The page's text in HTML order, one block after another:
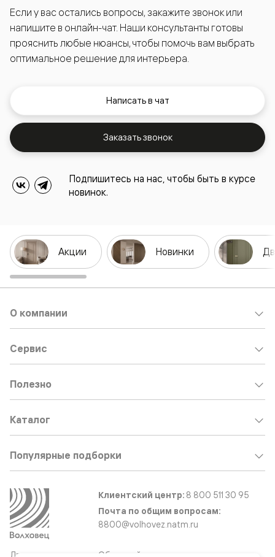
Если у вас остались вопросы, закажите звонок или
напишите в онлайн-чат. Наши консультанты готовы
прояснить любые нюансы, чтобы помочь вам выбрать
оптимальное решение для интерьера.
Написать в чат
Заказать звонок
Подпишитесь на нас, чтобы быть в курсе
новинок.
Акции Новинки
Двери
О компании
Сервис
Полезно
Каталог
Популярные подборки
Клиентский центр: 8 800 511 30 95
Почта по общим вопросам:
8800@volhovez.natm.ru
Обратный звонок